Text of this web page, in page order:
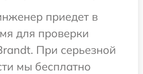
приедет в
для проверки
При серьезной
мы бесплатно